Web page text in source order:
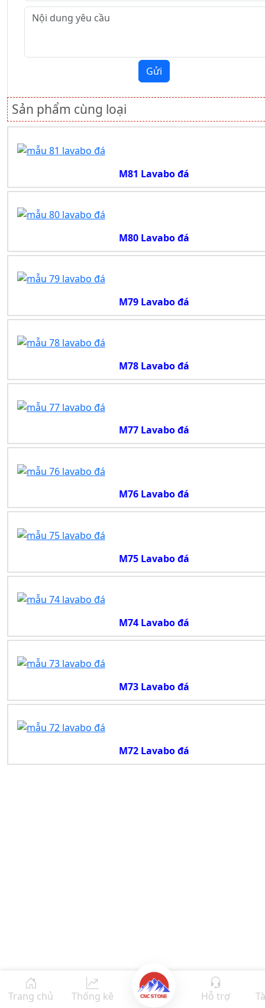
Gửi
Sản phẩm cùng loại
M81 Lavabo đá
M80 Lavabo đá
M79 Lavabo đá
M78 Lavabo đá
M77 Lavabo đá
M76 Lavabo đá
M75 Lavabo đá
M74 Lavabo đá
M73 Lavabo đá
M72 Lavabo đá
Trang chủ Thống kê Hỗ trợ